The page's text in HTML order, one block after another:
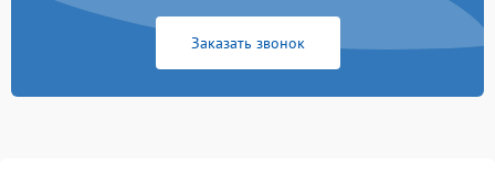
Заказать звонок